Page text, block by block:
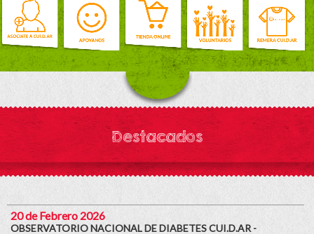
Destacados
20 de Febrero 2026
OBSERVATORIO NACIONAL DE DIABETES CUI.D.AR -